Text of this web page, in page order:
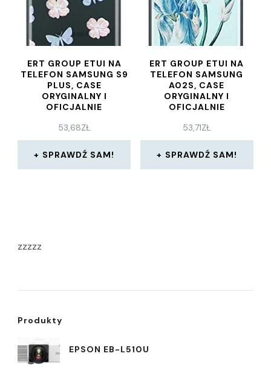
ERT GROUP ETUI NA
TELEFON SAMSUNG S9
PLUS, CASE
ORYGINALNY I
OFICJALNIE
PRZEZ BABACO, WZÓR
FLOWERS 043,
OPTYMALNIE
DOPASOWANE PLECKI
53,68ZŁ
SPRAWDŹ SAM!
ERT GROUP ETUI NA
TELEFON SAMSUNG
A02S, CASE
ORYGINALNY I
OFICJALNIE
PRZEZ BABACO, WZÓR
FLOWERS 025,
OPTYMALNIE
DOPASOWANE PLECKI
53,71ZŁ
SPRAWDŹ SAM!
zzzzz
Produkty
EPSON EB-L510U